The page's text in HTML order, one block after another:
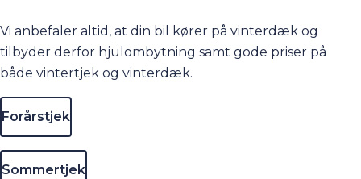
Vi anbefaler altid, at din bil kører på vinterdæk og
tilbyder derfor hjulombytning samt gode priser på
både vintertjek og vinterdæk.
Forårstjek
Sommertjek